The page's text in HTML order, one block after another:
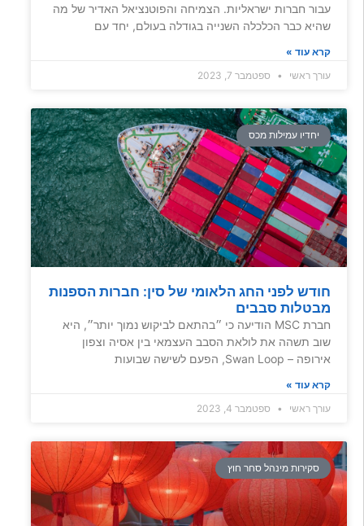
עבור חברות ישראליות. הצמיחה והפוטנציאל האדיר של מה
שהיא כבר הכלכלה השנייה בגודלה בעולם, יחד עם
קרא עוד »
עורך ראשי
ספטמבר 7, 2023
יחדיו עמילות מכס
חודש לפני החג הלאומי של סין: חברות הספנות
מבטלות סבבים
חברת MSC הודיעה כי ״בהתאם לביקוש נמוך יותר״, היא
שוב תשהה את לולאת הסבב העצמאי בין אסיה וצפון
אירופה – Swan Loop, הפעם לשישה שבועות
קרא עוד »
עורך ראשי
ספטמבר 4, 2023
סקירות מינהל סחר חוץ